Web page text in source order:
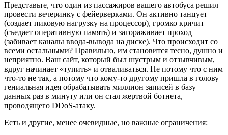
Представьте, что один из пассажиров вашего автобуса решил
провести вечеринку с фейерверками. Он активно танцует
(создает пиковую нагрузку на процессор), громко кричит
(съедает оперативную память) и загораживает проход
(забивает каналы ввода-вывода на диске). Что происходит со
всеми остальными? Правильно, им становится тесно, душно и
неприятно. Ваш сайт, который был шустрым и отзывчивым,
вдруг начинает «тупить» и отваливаться. Не потому что с ним
что-то не так, а потому что кому-то другому пришла в голову
гениальная идея обрабатывать миллион записей в базу
данных раз в минуту или он стал жертвой ботнета,
проводящего DDoS-атаку.
Есть и другие, менее очевидные, но важные ограничения: